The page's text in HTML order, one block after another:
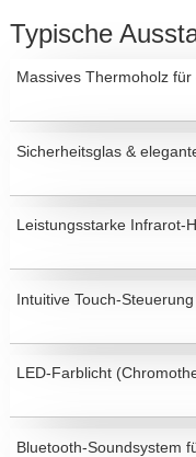
Typische
Massives Thermoholz
Sicherheitsglas &
Leistungsstarke Infrarot-
Intuitive Touch-Steuerung
LED-Farblicht
Bluetooth-Soundsystem